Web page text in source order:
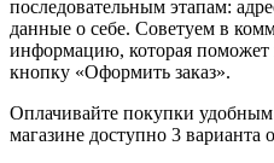
последовательным этапам:
данные о себе. Советуем в
информацию, которая
кнопку «Оформить заказ».
Оплачивайте покупки
магазине доступно 3 варианта